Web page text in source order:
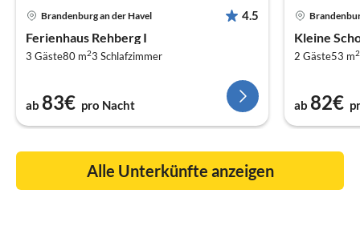
Brandenburg an der Havel 4.5
Ferienhaus Rehberg I
3 Gäste80 m23 Schlafzimmer
ab 83€ pro Nacht
Kleine
2 Gäste53 m2
ab 82€
Alle Unterkünfte anzeigen